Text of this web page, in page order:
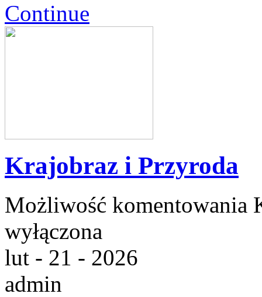
Continue
Krajobraz i Przyroda
Możliwość komentowania
wyłączona
lut - 21 - 2026
admin